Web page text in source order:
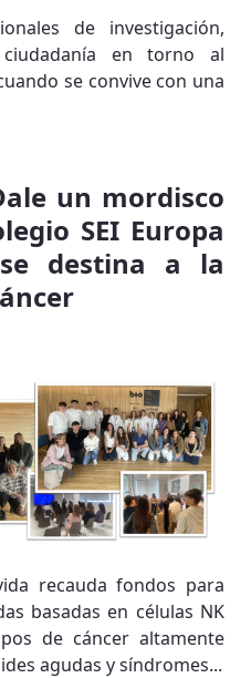
de investigación,
en torno al
se convive con una
un mordisco
SEI Europa
destina a la
recauda fondos para
basadas en células NK
de cáncer altamente
agudas y síndromes...